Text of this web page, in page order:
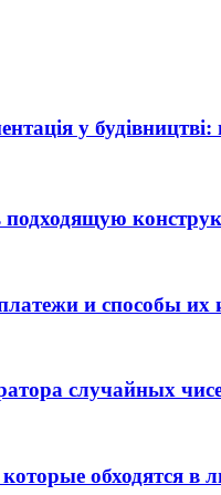
у
и способы их
случайных
обходятся в